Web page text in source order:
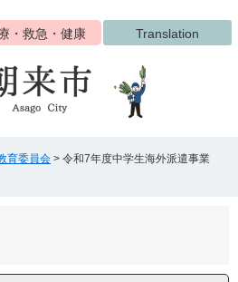
・救急・健康 Translation
育委員会 > 令和7年度中学生海外派遣事業